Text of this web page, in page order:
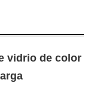
vidrio de color